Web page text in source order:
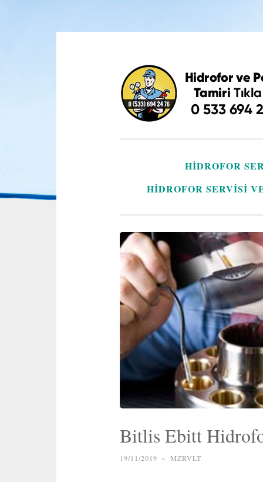
İçeriğe
geç
HIDROFOR
HIDROFOR SERVISI
Bitlis Ebitt
19/11/2019 ~ MZRVLT